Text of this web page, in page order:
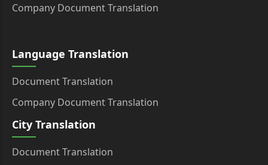
Company Document Translation
Language Translation
Document Translation
Company Document Translation
City Translation
Document Translation